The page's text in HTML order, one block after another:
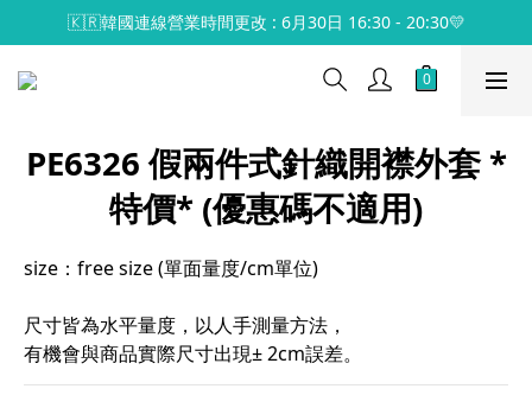
🇰🇷韓國連線營業時間更改 : 6月30日 16:30 - 20:30💛
PE6326 假兩件式針織開襟外套 *
特價* (優惠碼不適用)
size：free size (單面量度/cm單位)
尺寸皆為水平量度，以人手測量方法，
有機會與商品實際尺寸出現± 2cm誤差。